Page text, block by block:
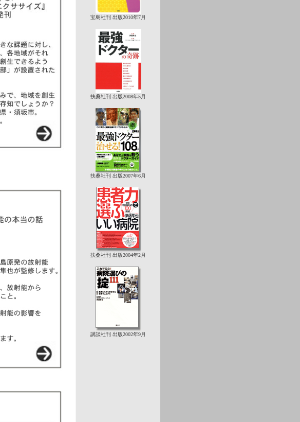
宝島社刊 出版2010年7月
扶桑社刊 出版2008年5月
扶桑社刊 出版2007年6月
扶桑社刊 出版2004年2月
講談社刊 出版2002年9月